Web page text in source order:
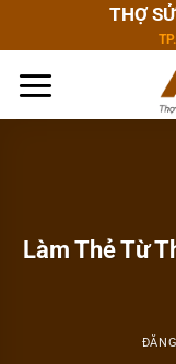
dung
THỢ
Làm Thẻ Từ